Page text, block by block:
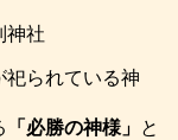
神社
祀られている神
「必勝の神様」 と